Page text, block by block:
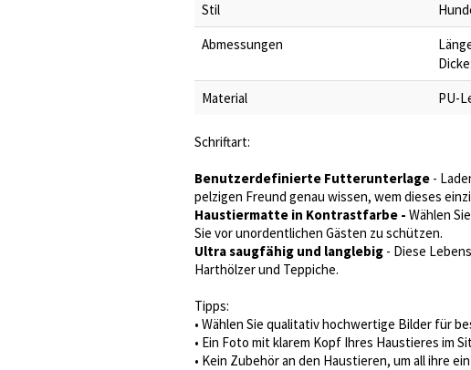
Stil
Abmessungen
Material
PU-
Schriftart:
Benutzerdefinierte Futterunterlage -
pelzigen Freund genau wissen, wem dieses
Haustiermatte in Kontrastfarbe - Wählen
Sie vor unordentlichen Gästen zu schützen.
Ultra saugfähig und langlebig - Diese
Harthölzer und Teppiche.
Tipps:
• Wählen Sie qualitativ hochwertige Bilder für
• Ein Foto mit klarem Kopf Ihres Haustieres im
• Kein Zubehör an den Haustieren, um all ihre